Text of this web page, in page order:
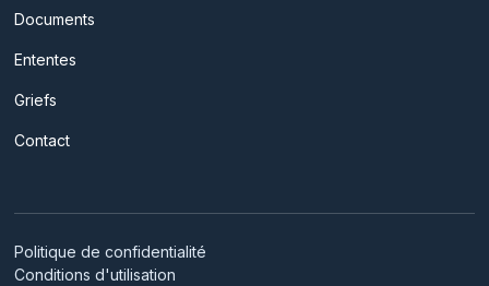
Documents
Ententes
Griefs
Contact
Politique de confidentialité
Conditions d'utilisation